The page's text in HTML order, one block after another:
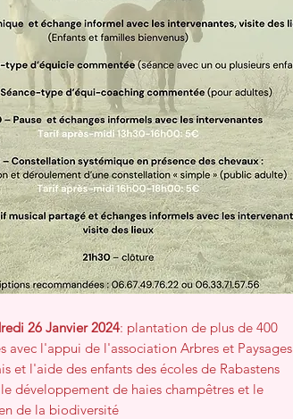
26 Janvier 2024: plantation de plus de 400
avec l'appui de l'association Arbres et Paysages
et l'aide des enfants des écoles de Rabastens
développement de haies champêtres et le
de la biodiversité